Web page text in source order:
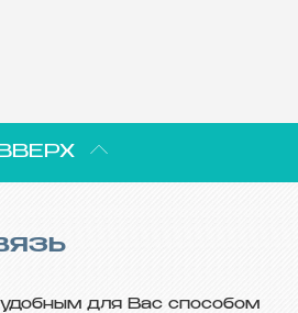
ВВЕРХ
для Вас способом